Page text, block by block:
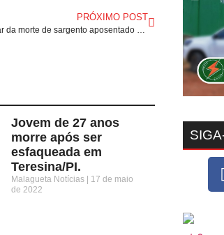
PRÓXIMO POST
Maranhão: Suspeito de participar da morte de sargento aposentado da PM é morto em confronto com a polícia.
Jovem de 27 anos
morre após ser
esfaqueada em
Teresina/PI.
Malagueta Notícias
17 de maio
de 2022